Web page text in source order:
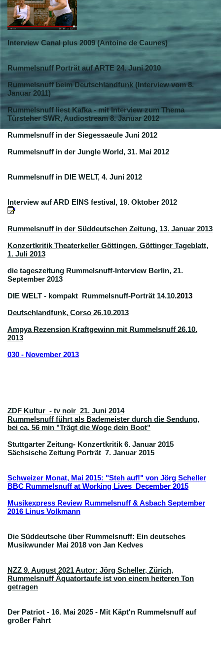
Interview Canal plus 2009 (Antoine de Caunes)
Rummelsnuff Porträt auf ARTE 24. Juni 2010
Rummelsnuff beim Deutschlandfunk (Interview vom 8.
Januar 2011)
Rummelsnuff liest Kafka - mit Interview zum Thema
Türsteher SWR, Audiostream 8. Januar 2012
Rummelsnuff in der Siegessaeule Juni 2012
Rummelsnuff in der Jungle World, 31. Mai 2012
Rummelsnuff in DIE WELT, 4. Juni 2012
Interview auf ARD EINS festival, 19. Oktober 2012
Rummelsnuff in der Süddeutschen Zeitung, 13. Januar 2013
Konzertkritik Theaterkeller Göttingen, Göttinger Tageblatt,
1. Juli 2013
die tageszeitung Rummelsnuff-Interview Berlin, 21.
September 2013
DIE WELT - kompakt Rummelsnuff-Porträt 14.10.2013
Deutschlandfunk, Corso 26.10.2013
Ampya Rezension Kraftgewinn mit Rummelsnuff 26.10.
2013
030 - November 2013
ZDF Kultur - tv noir 21. Juni 2014
Rummelsnuff führt als Bademeister durch die Sendung,
bei ca. 56 min "Trägt die Woge dein Boot"
Stuttgarter Zeitung- Konzertkritik 6. Januar 2015
Sächsische Zeitung Porträt 7. Januar 2015
Schweizer Monat, Mai 2015: "Steh auf!" von Jörg Scheller
BBC Rummelsnuff at Working Lives December 2015
Musikexpress Review Rummelsnuff & Asbach September
2016 Linus Volkmann
Die Süddeutsche über Rummelsnuff: Ein deutsches
Musikwunder Mai 2018 von Jan Kedves
NZZ 9. August 2021 Autor: Jörg Scheller, Zürich,
Rummelsnuff Äquatortaufe ist von einem heiteren Ton
getragen
Der Patriot - 16. Mai 2025 - Mit Käpt'n Rummelsnuff auf
großer Fahrt